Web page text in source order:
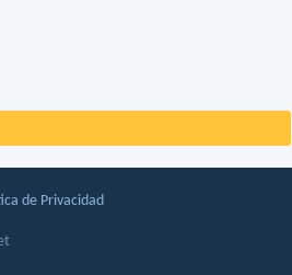
de Privacidad